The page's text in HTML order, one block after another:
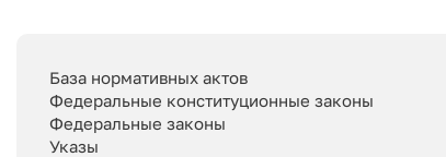
База нормативных актов
Федеральные конституционные законы
Федеральные законы
Указы